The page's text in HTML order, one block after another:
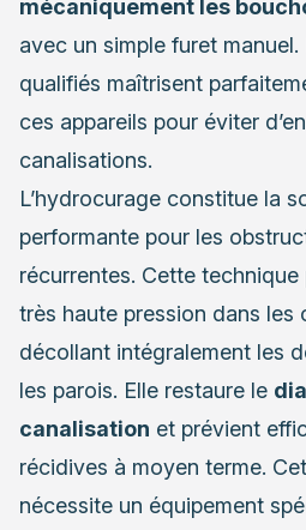
mécaniquement les
avec un simple furet manuel.
qualifiés maîtrisent
ces appareils pour éviter
canalisations.
L’hydrocurage constitue la
performante pour les
récurrentes. Cette technique
très haute pression dans les
décollant intégralement les
les parois. Elle restaure le
canalisation et prévient
récidives à moyen terme.
nécessite un équipement